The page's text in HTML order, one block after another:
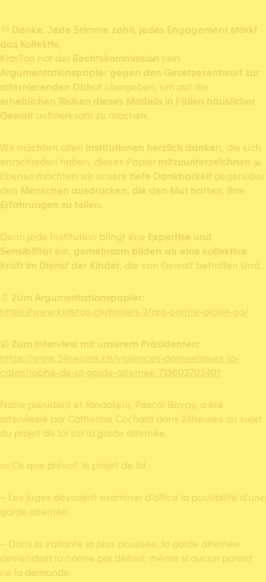
💜 Danke. Jede Stimme zählt, jedes Engagement stärkt
das Kollektiv.
KidsToo hat der Rechtskommission sein
Argumentationspapier gegen den Gesetzesentwurf zur
alternierenden Obhut übergeben, um auf die
erheblichen Risiken dieses Modells in Fällen häuslicher
Gewalt aufmerksam zu machen.
Wir möchten allen Institutionen herzlich danken, die sich
entschieden haben, dieses Papier mitzuunterzeichnen 🙏
Ebenso möchten wir unsere tiefe Dankbarkeit gegenüber
den Menschen ausdrücken, die den Mut hatten, ihre
Erfahrungen zu teilen.
Denn jede Institution bringt ihre Expertise und
Sensibilität ein, gemeinsam bilden wir eine kollektive
Kraft im Dienst der Kinder, die von Gewalt betroffen sind.
📄 Zum Argumentationspapier:
https://www.kidstoo.ch/projets-2/arg-contre-projet-ga/
📰 Zum Interview mit unserem Präsidenten:
https://www.24heures.ch/violences-domestiques-la-
catastrophe-de-la-garde-alternee-713602703401
Notre président et fondateur, Pascal Bovay, a été
interviewé par Catherine Cochard dans 24heures au sujet
du projet de loi sur la garde alternée.
📜 Ce que prévoit le projet de loi :
– Les juges devraient examiner d’office la possibilité d’une
garde alternée.
– Dans la variante la plus poussée, la garde alternée
deviendrait la norme par défaut, même si aucun parent
ne la demande.